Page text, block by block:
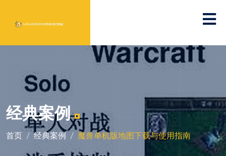
经典案例
首页 经典案例 魔兽单机版地图下载与使用指南